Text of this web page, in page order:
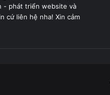
- phát triển website và
cứ liên hệ nha! Xin cảm